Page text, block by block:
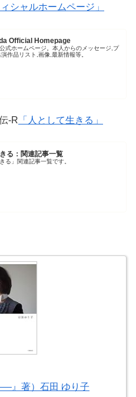
シャルホームページ」
Official Homepage
式ホームページ。本人からのメッセージ,プ
作品リスト,画像,最新情報等。
-R 「人として生きる」
る：関連記事一覧
る」関連記事一覧です。
』著）石田 ゆり子